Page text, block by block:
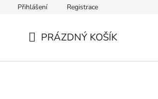
Kontakty
Přihlášení Registrace
PRÁZDNÝ KOŠÍK